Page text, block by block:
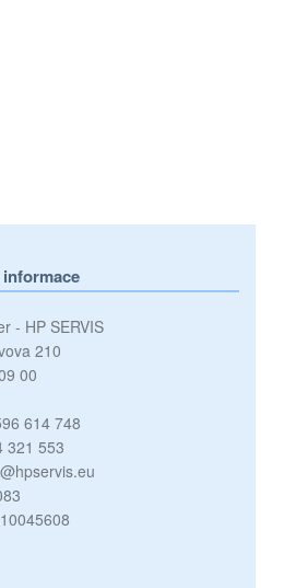
- HP SERVIS
210
00
614 748
321 553